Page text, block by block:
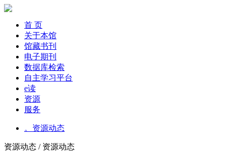
首 页
关于本馆
馆藏书刊
电子期刊
数据库检索
自主学习平台
e读
资源
服务
。资源动态
资源动态 / 资源动态